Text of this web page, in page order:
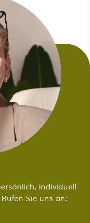
individuell
Sie uns an: